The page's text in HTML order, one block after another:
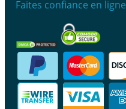
Faites confiance en ligne